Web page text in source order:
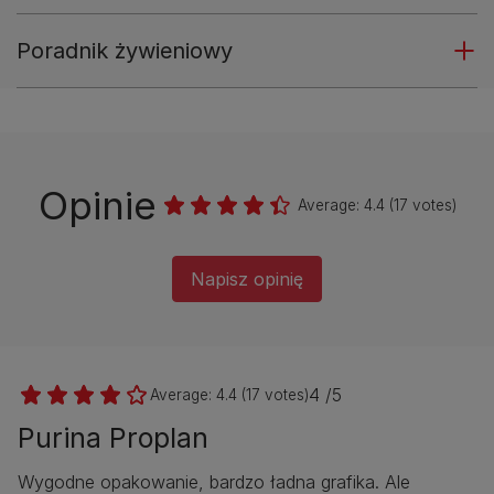
Poradnik żywieniowy
Opinie Average: 4.4 (17 votes)
Napisz opinię
Average: 4.4 (17 votes)4 /5
Purina Proplan
Wygodne opakowanie, bardzo ładna grafika. Ale